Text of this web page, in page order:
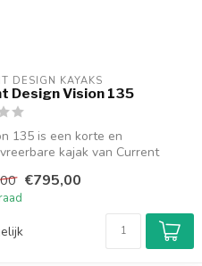
DESIGN KAYAKS
Design Vision 135
135 is een korte en
kajak van Current
€795,00